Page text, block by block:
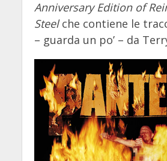
Anniversary Edition of
Steelche contiene le
– guarda un po’ – da